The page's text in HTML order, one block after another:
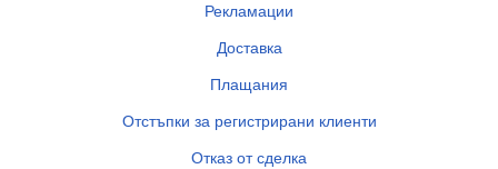
Рекламации
Доставка
Плащания
Отстъпки за регистрирани клиенти
Отказ от сделка